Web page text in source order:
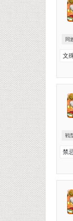
同
文
戦
禁